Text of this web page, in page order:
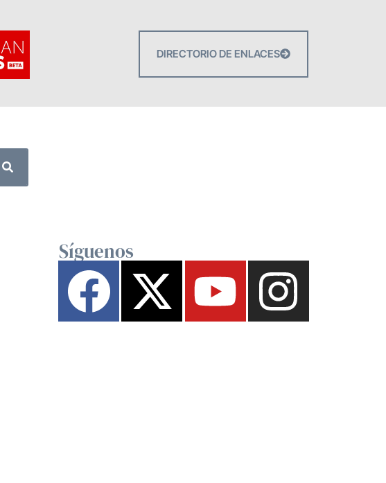
DIRECTORIO DE ENLACES
Síguenos